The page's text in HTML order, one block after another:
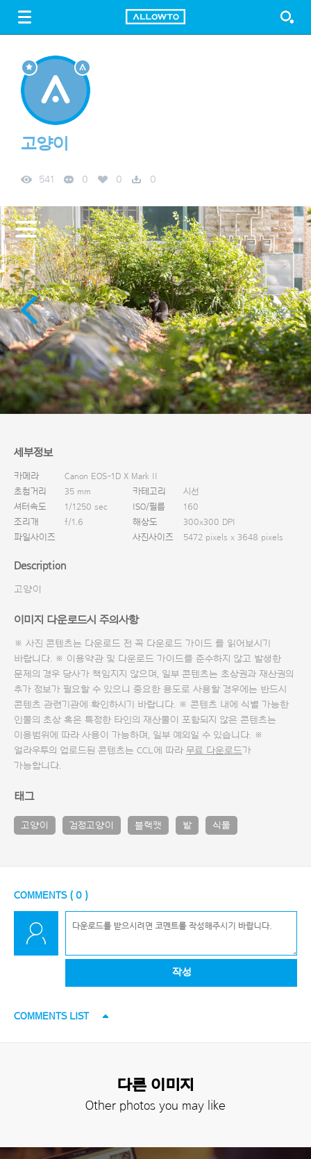
FREE DOWNLOAD
고양이
541 0 0 0
세부정보
카메라
Canon EOS-1D X Mark II
초첨거리
35 mm 카테고리
시선
셔터속도
1/1250 sec ISO/필름
160
조리개
f/1.6 해상도
300x300 DPI
파일사이즈
사진사이즈 5472 pixels x 3648 pixels
Description
고양이
이미지 다운로드시 주의사항
※ 사진 콘텐츠는 다운로드 전 꼭 다운로드 가이드 를 읽어보시기
바랍니다. ※ 이용약관 및 다운로드 가이드를 준수하지 않고 발생한
문제의 경우 당사가 책임지지 않으며, 일부 콘텐츠는 초상권과 재산권의
추가 정보가 필요할 수 있으니 중요한 용도로 사용할 경우에는 반드시
콘텐츠 관련기관에 확인하시기 바랍니다. ※ 콘텐츠 내에 식별 가능한
인물의 초상 혹은 특정한 타인의 재산물이 포함되지 않은 콘텐츠는
이용범위에 따라 사용이 가능하며, 일부 예외일 수 있습니다. ※
얼라우투의 업로드된 콘텐츠는 CCL에 따라 무료 다운로드가
가능합니다.
태그
고양이 검정고양이 블랙캣 밭 식물
COMMENTS ( 0 )
작성
COMMENTS LIST
다른 이미지
Other photos you may like